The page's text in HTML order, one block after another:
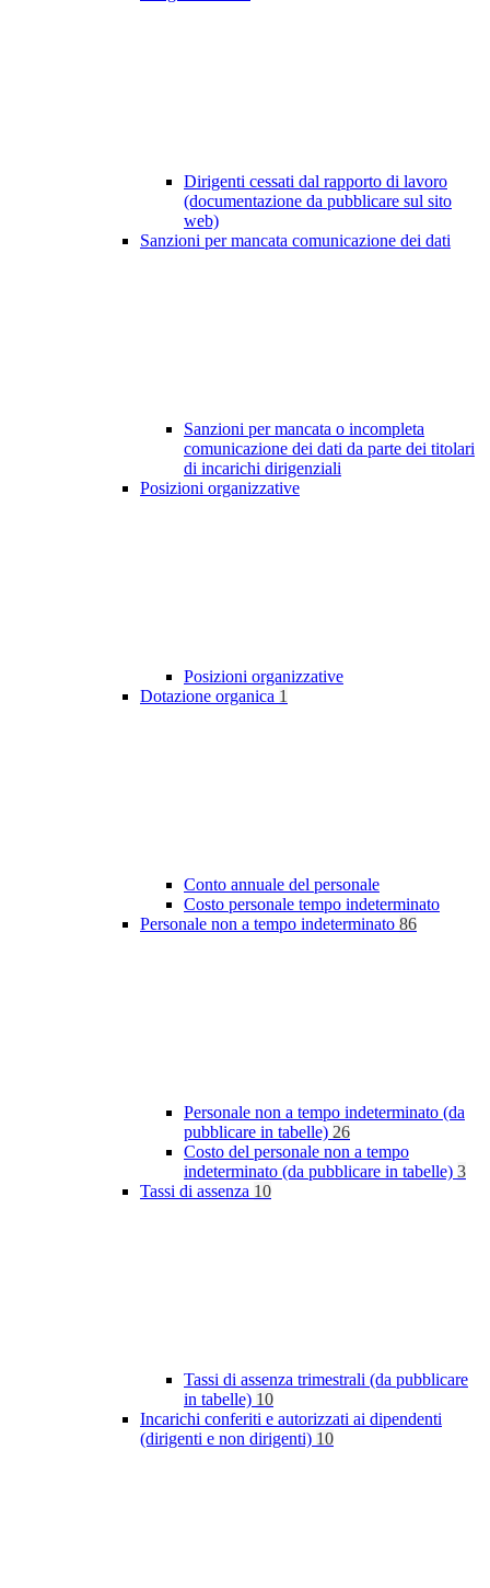
Dirigenti cessati dal rapporto di lavoro
(documentazione da pubblicare sul sito
web)
Sanzioni per mancata comunicazione dei dati
Sanzioni per mancata o incompleta
comunicazione dei dati da parte dei titolari
di incarichi dirigenziali
Posizioni organizzative
Posizioni organizzative
Dotazione organica 1
Conto annuale del personale
Costo personale tempo indeterminato
Personale non a tempo indeterminato 86
Personale non a tempo indeterminato (da
pubblicare in tabelle) 26
Costo del personale non a tempo
indeterminato (da pubblicare in tabelle) 3
Tassi di assenza 10
Tassi di assenza trimestrali (da pubblicare
in tabelle) 10
Incarichi conferiti e autorizzati ai dipendenti
(dirigenti e non dirigenti) 10